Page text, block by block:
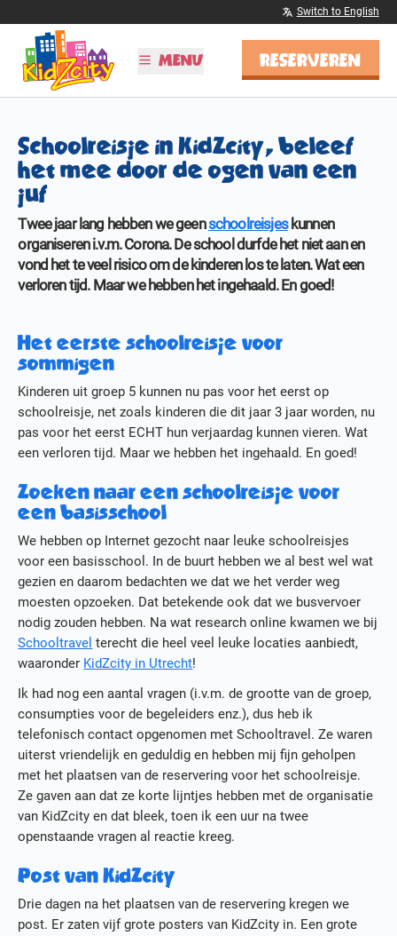
Switch to English
MENU
Tijden & Tarieven
Kinderfeestjes
Schoolreisjes
Vier Sinterklaas!
ONTDEK KIDZCITY
Kleurplaten
MEER
Actueel
Media
Contact
Stage bij KidZcity
Actie
RESERVEREN
Schoolreisje in KidZcity, beleef
het mee door de ogen van een
juf
Twee jaar lang hebben we geenschoolreisjeskunnen
organiseren i.v.m. Corona. De school durfde het niet aan en
vond het te veel risico om de kinderen los te laten. Wat een
verloren tijd. Maar we hebben het ingehaald. En goed!
Het eerste schoolreisje voor
sommigen
Kinderen uit groep 5 kunnen nu pas voor het eerst op
schoolreisje, net zoals kinderen die dit jaar 3 jaar worden, nu
pas voor het eerst ECHT hun verjaardag kunnen vieren. Wat
een verloren tijd. Maar we hebben het ingehaald. En goed!
Zoeken naar een schoolreisje voor
een basisschool
We hebben op Internet gezocht naar leuke schoolreisjes
voor een basisschool. In de buurt hebben we al best wel wat
gezien en daarom bedachten we dat we het verder weg
moesten opzoeken. Dat betekende ook dat we busvervoer
nodig zouden hebben. Na wat research online kwamen we bij
Schooltravel terecht die heel veel leuke locaties aanbiedt,
waaronder KidZcity in Utrecht!
Ik had nog een aantal vragen (i.v.m. de grootte van de groep,
consumpties voor de begeleiders enz.), dus heb ik
telefonisch contact opgenomen met Schooltravel. Ze waren
uiterst vriendelijk en geduldig en hebben mij fijn geholpen
met het plaatsen van de reservering voor het schoolreisje.
Ze gaven aan dat ze korte lijntjes hebben met de organisatie
van KidZcity en dat bleek, toen ik een uur na twee
openstaande vragen al reactie kreeg.
Post van KidZcity
Drie dagen na het plaatsen van de reservering kregen we
post. Er zaten vijf grote posters van KidZcity in. Een grote